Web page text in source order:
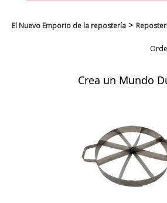
El Nuevo Emporio de la repostería >
Crea un Mundo